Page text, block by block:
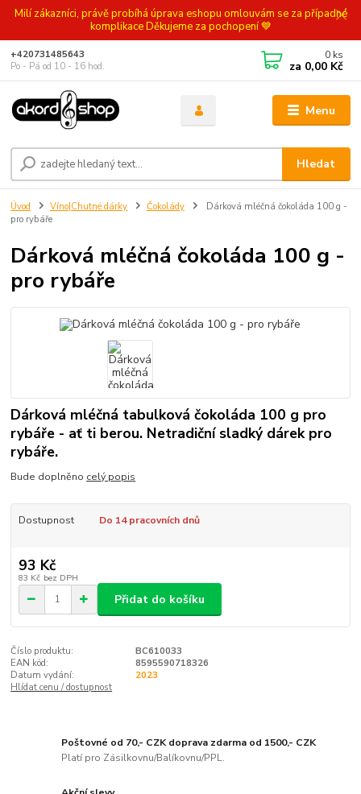
Milí zákazníci, právě probíhá úprava eshopu omlouvám se za případné
komplikace Děkujeme za pochopení 💙
Menu
Hledat
+420731485643
Po - Pá od 10 - 16 hod.
0 ks
za 0,00 Kč
Úvod Víno|Chutné dárky Čokolády
Dárková mléčná čokoláda 100 g -
pro rybáře
Dárková mléčná čokoláda 100 g -
pro rybáře
Dárková mléčná tabulková čokoláda 100 g pro
rybáře - ať ti berou. Netradiční sladký dárek pro
rybáře.
Bude doplněno celý popis
Dostupnost Do 14 pracovních dnů
93 Kč
83 Kč bez DPH
Přidat do košíku
Číslo produktu:
BC610033
EAN kód:
8595590718326
Datum vydání:
2023
Hlídat cenu / dostupnost
Poštovné od 70,- CZK doprava zdarma od 1500,- CZK
Platí pro Zásilkovnu/Balíkovnu/PPL.